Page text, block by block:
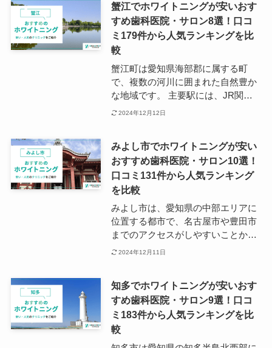
持つ場所となっています。 麻布十番
駅付近、特に駅の西側には歯科医院
も多く点在しており、歯科としての
技術だけではなく、院内の清潔感や
内装、居心地の良さにもこだわって
いる歯科医院もあるようです。
蟹江でホワイトニングが安いおす
すめ歯科医院・サロン8選！口コ
ミ179件から人気ランキングを比
較
蟹江町は愛知県海部郡に属する町
で、複数の河川に囲まれた自然豊か
な地域です。 主要駅には、JR関西
本線の蟹江駅と近畿日本鉄道の近鉄
す。 蟹江町でホワイトニングを受け
たい場合には、蟹江駅周辺から近鉄
蟹江駅周辺のエリアがおすすめで
す。 歯科医院の数はそれほど多くあ
りませんが、住宅地の中にも複数の
クリニックが点在しているため、家
の近くでかかりつけを探したい方に
とっては便利な地域ともいえます。
2024年12月12日
みよし市でホワイトニングが安い
おすすめ歯科医院・サロン10選！
口コミ131件から人気ランキング
を比較
みよし市は、愛知県の中部エリアに
位置する都市で、名古屋市や豊田市
までのアクセスがしやすいことから
ベッドタウンとして人気を集めてい
世帯を中心に住み良い街として愛さ
れています。 主要駅は名鉄線の三好
ケ丘駅で、駅の近隣には大学がある
ため日中は賑わっています。 なお、
みよし市でホワイトニングを受けた
2024年12月11日
知多でホワイトニングが安いおす
すめ歯科医院・サロン9選！口コ
ミ183件から人気ランキングを比
較